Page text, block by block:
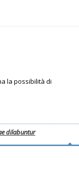
la possibilità di
dilabuntur